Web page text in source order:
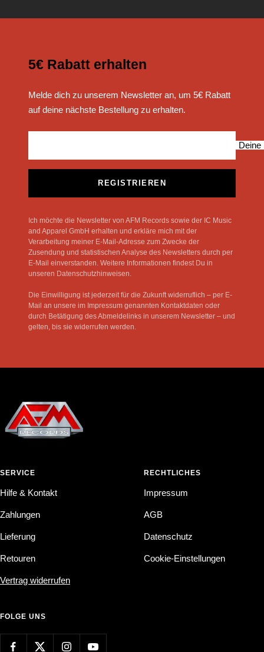
5€ Rabatt erhalten
Melde dich zu unserem Newsletter an, um 5€ Rabatt
auf deine nächste Bestellung zu erhalten.
Deine
REGISTRIEREN
Ich möchte die Newsletter von AFM Records sowie der IC Music
and Apparel GmbH erhalten und erkläre mich mit der
Verarbeitung meiner E-Mail-Adresse zum Zwecke der
Zusendung und statistischen Analyse des Newsletters durch per
E-Mail einverstanden. Weitere Informationen findest Du in
unseren Datenschutzhinweisen.
Die Einwilligung ist jederzeit für die Zukunft widerruflich – per E-
Mail an unsere im Impressum genannten Kontaktdaten oder
durch Betätigung des Abmeldelinks in unserem Newsletter – und
gelten, bis sie widerrufen werden.
SERVICE
Hilfe & Kontakt
Zahlungen
Lieferung
Retouren
Vertrag widerrufen
RECHTLICHES
Impressum
AGB
Datenschutz
Cookie-Einstellungen
FOLGE UNS